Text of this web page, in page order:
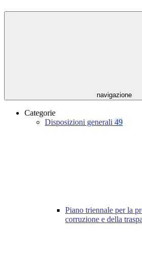
navigazione
Categorie
Disposizioni generali 49
Piano triennale per la
corruzione e della